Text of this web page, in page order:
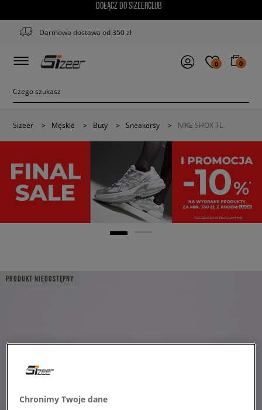
DOŁĄCZ DO SIZEERCLUB
Darmowa dostawa od 350 zł
0 0
Sizeer > Męskie > Buty > Sneakersy > NIKE SHOX TL
PRODUKT NIEDOSTĘPNY
Chronimy Twoje dane